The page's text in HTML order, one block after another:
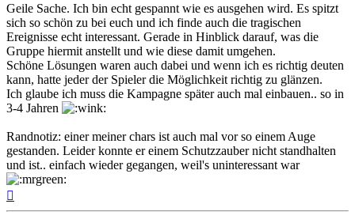
Geile Sache. Ich bin echt gespannt wie es ausgehen wird. Es spitzt
sich so schön zu bei euch und ich finde auch die tragischen
Ereignisse echt interessant. Gerade in Hinblick darauf, was die
Gruppe hiermit anstellt und wie diese damit umgehen.
Schöne Lösungen waren auch dabei und wenn ich es richtig deuten
kann, hatte jeder der Spieler die Möglichkeit richtig zu glänzen.
Ich glaube ich muss die Kampagne später auch mal einbauen.. so in
3-4 Jahren
Randnotiz: einer meiner chars ist auch mal vor so einem Auge
gestanden. Leider konnte er einem Schutzzauber nicht standhalten
und ist.. einfach wieder gegangen, weil's uninteressant war